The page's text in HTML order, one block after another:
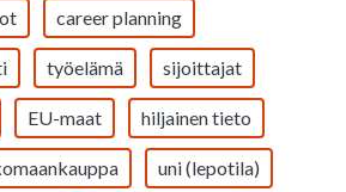
career planning
työelämä sijoittajat
EU-maat hiljainen tieto
uni (lepotila)